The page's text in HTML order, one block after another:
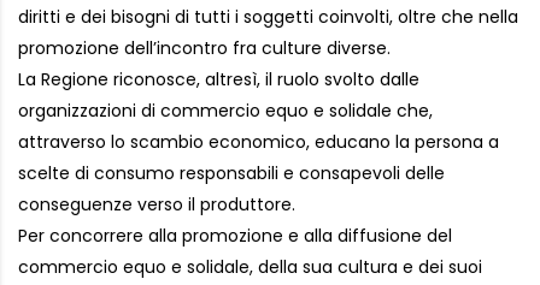
diritti e dei bisogni di tutti i soggetti coinvolti, oltre che nella
promozione dell’incontro fra culture diverse.
La Regione riconosce, altresì, il ruolo svolto dalle
organizzazioni di commercio equo e solidale che,
attraverso lo scambio economico, educano la persona a
scelte di consumo responsabili e consapevoli delle
conseguenze verso il produttore.
Per concorrere alla promozione e alla diffusione del
commercio equo e solidale, della sua cultura e dei suoi